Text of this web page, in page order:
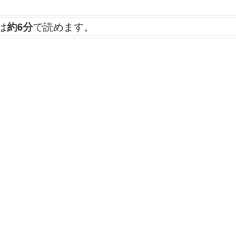
約6分で読めます。